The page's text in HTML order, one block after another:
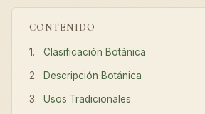
CONTENIDO
Clasificación Botánica
Descripción Botánica
Usos Tradicionales